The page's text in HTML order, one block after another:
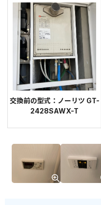
交換前の型式：ノーリツ GT-
2428SAWX-T